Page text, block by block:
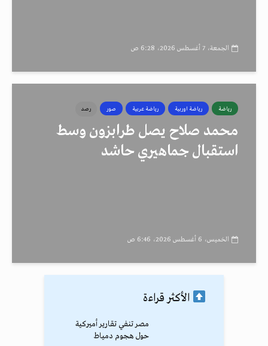
الجمعة، 7 أغسطس 2026، 6:28 ص
رياضة رياضة اوربية رياضة عربية صور رصد
محمد صلاح يصل طرابزون وسط
استقبال جماهيري حاشد
الخميس، 6 أغسطس 2026، 6:46 ص
الأكثر قراءة
مصر تنفي تقارير أميركية
حول هجوم دمياط